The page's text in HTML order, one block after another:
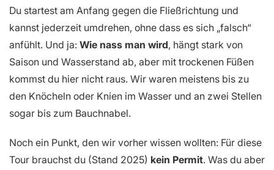
Du startest am Anfang gegen die Fließrichtung und
kannst jederzeit umdrehen, ohne dass es sich „falsch“
anfühlt. Und ja: Wie nass man wird, hängt stark von
Saison und Wasserstand ab, aber mit trockenen Füßen
kommst du hier nicht raus. Wir waren meistens bis zu
den Knöcheln oder Knien im Wasser und an zwei Stellen
sogar bis zum Bauchnabel.
Noch ein Punkt, den wir vorher wissen wollten: Für diese
Tour brauchst du (Stand 2025) kein Permit. Was du aber